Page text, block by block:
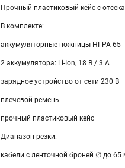
Прочный пластиковый кейс с
В комплекте:
аккумуляторные ножницы НГРА-65
2 аккумулятора: Li-Ion, 18 В / 3 А
зарядное устройство от сети 230 В
плечевой ремень
прочный пластиковый кейс
Диапазон резки:
кабели с ленточной броней ∅ до 65